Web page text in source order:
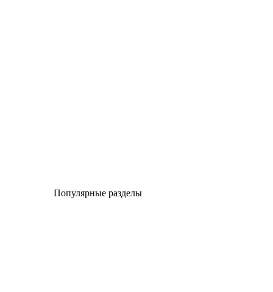
Популярные разделы